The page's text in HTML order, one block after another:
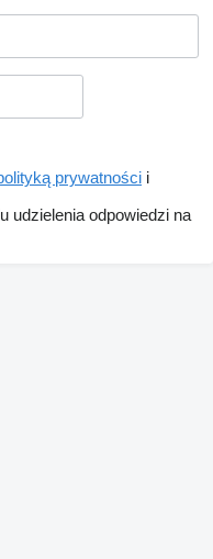
prywatności i
udzielenia odpowiedzi na